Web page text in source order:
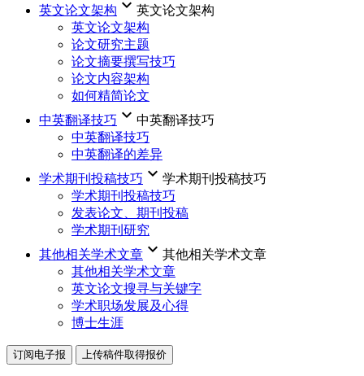
英文论文架构 keyboard_arrow_down 英文论文架构
英文论文架构
论文研究主题
论文摘要撰写技巧
论文内容架构
如何精简论文
中英翻译技巧 keyboard_arrow_down 中英翻译技巧
中英翻译技巧
中英翻译的差异
学术期刊投稿技巧 keyboard_arrow_down 学术期刊投稿技巧
学术期刊投稿技巧
发表论文、期刊投稿
学术期刊研究
其他相关学术文章 keyboard_arrow_down 其他相关学术文章
其他相关学术文章
英文论文搜寻与关键字
学术职场发展及心得
博士生涯
订阅电子报 上传稿件取得报价